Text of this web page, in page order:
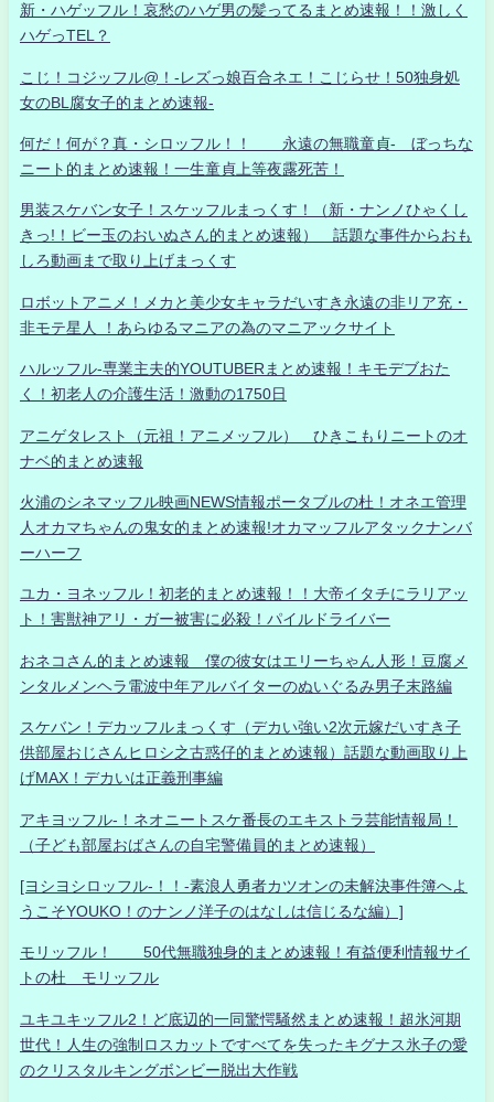
新・ハゲッフル！哀愁のハゲ男の髪ってるまとめ速報！！激しく
ハゲっTEL？
こじ！コジッフル@！-レズっ娘百合ネエ！こじらせ！50独身処
女のBL腐女子的まとめ速報-
何だ！何が？真・シロッフル！！ 永遠の無職童貞- ぼっちな
ニート的まとめ速報！一生童貞上等夜露死苦！
男装スケバン女子！スケッフルまっくす！（新・ナンノひゃくし
きっ!！ビー玉のおいぬさん的まとめ速報） 話題な事件からおも
しろ動画まで取り上げまっくす
ロボットアニメ！メカと美少女キャラだいすき永遠の非リア充・
非モテ星人 ！あらゆるマニアの為のマニアックサイト
ハルッフル-専業主夫的YOUTUBERまとめ速報！キモデブおた
く！初老人の介護生活！激動の1750日
アニゲタレスト（元祖！アニメッフル） ひきこもりニートのオ
ナベ的まとめ速報
火浦のシネマッフル映画NEWS情報ポータブルの杜！オネエ管理
人オカマちゃんの鬼女的まとめ速報!オカマッフルアタックナンバ
ーハーフ
ユカ・ヨネッフル！初老的まとめ速報！！大帝イタチにラリアッ
ト！害獣神アリ・ガー被害に必殺！パイルドライバー
おネコさん的まとめ速報 僕の彼女はエリーちゃん人形！豆腐メ
ンタルメンヘラ電波中年アルバイターのぬいぐるみ男子末路編
スケバン！デカッフルまっくす（デカい強い2次元嫁だいすき子
供部屋おじさんヒロシ之古惑仔的まとめ速報）話題な動画取り上
げMAX！デカいは正義刑事編
アキヨッフル-！ネオニートスケ番長のエキストラ芸能情報局！
（子ども部屋おばさんの自宅警備員的まとめ速報）
[ヨシヨシロッフル-！！-素浪人勇者カツオンの未解決事件簿へよ
うこそYOUKO！のナンノ洋子のはなしは信じるな編）]
モリッフル！ 50代無職独身的まとめ速報！有益便利情報サイ
トの杜 モリッフル
ユキユキッフル2！ど底辺的一同驚愕騒然まとめ速報！超氷河期
世代！人生の強制ロスカットですべてを失ったキグナス氷子の愛
のクリスタルキングボンビー脱出大作戦